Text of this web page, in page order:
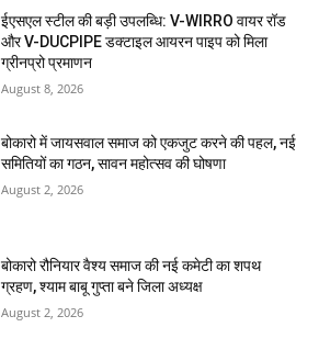
ईएसएल स्टील की बड़ी उपलब्धि: V-WIRRO वायर रॉड
और V-DUCPIPE डक्टाइल आयरन पाइप को मिला
ग्रीनप्रो प्रमाणन
August 8, 2026
बोकारो में जायसवाल समाज को एकजुट करने की पहल, नई
समितियों का गठन, सावन महोत्सव की घोषणा
August 2, 2026
बोकारो रौनियार वैश्य समाज की नई कमेटी का शपथ
ग्रहण, श्याम बाबू गुप्ता बने जिला अध्यक्ष
August 2, 2026